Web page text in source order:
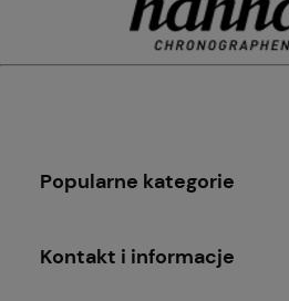
Popularne kategorie
Kontakt i informacje